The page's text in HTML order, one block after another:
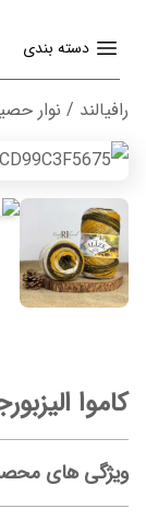
دسته بندی
رافیالند / نوار
کاموا
ویژگی های